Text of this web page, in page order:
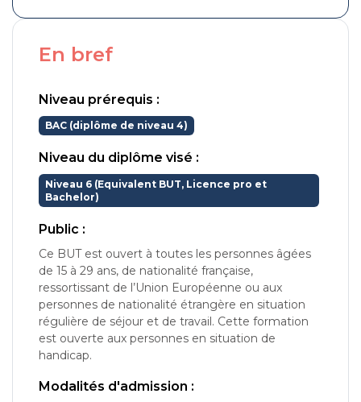
En bref
Niveau prérequis :
BAC (diplôme de niveau 4)
Niveau du diplôme visé :
Niveau 6 (Equivalent BUT, Licence pro et
Bachelor)
Public :
Ce BUT est ouvert à toutes les personnes âgées
de 15 à 29 ans, de nationalité française,
ressortissant de l’Union Européenne ou aux
personnes de nationalité étrangère en situation
régulière de séjour et de travail. Cette formation
est ouverte aux personnes en situation de
handicap.
Modalités d'admission :